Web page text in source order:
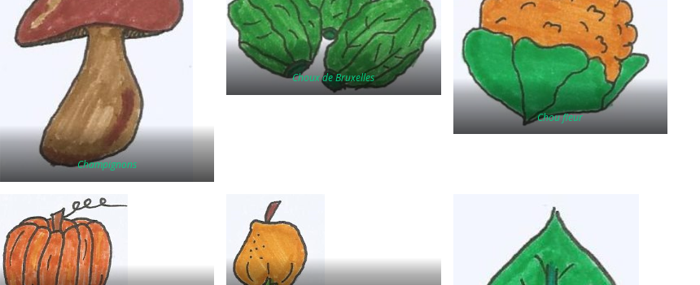
Champignons
Choux de Bruxelles
Chou fleur